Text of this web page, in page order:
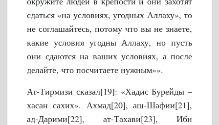
сдаться «на условиях, угодных Аллаху», то
не соглашайтесь, потому что вы не знаете,
какие условия угодны Аллаху, но пусть
они сдаются на ваших условиях, а после
делайте, что посчитаете нужным»».
Ат-Тирмизи сказал[19]: «Хадис Бурейды –
хасан сахих». Ахмад[20], аш-Шафии[21],
ад-Дарими[22], ат-Тахави[23], Ибн